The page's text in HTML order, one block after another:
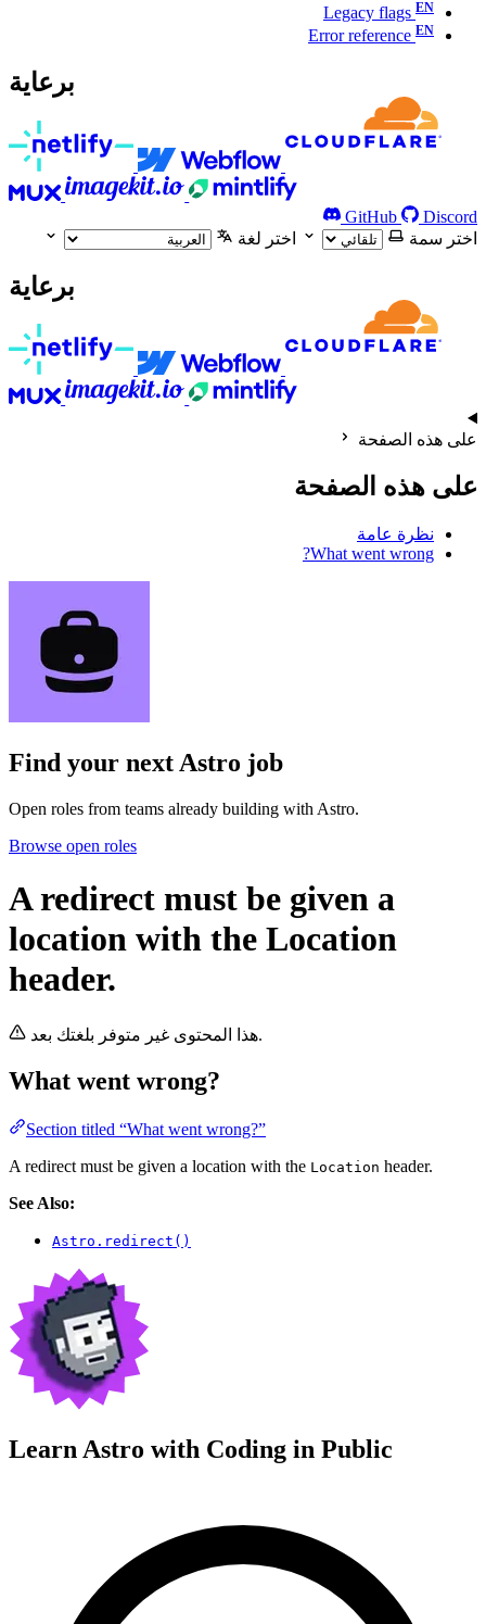
Legacy flags
Error reference
برعاية
GitHub
Discord
اختر سمة
اختر لغة
برعاية
على هذه الصفحة
على هذه الصفحة
نظرة عامة
What went wrong?
Find your next Astro job
Open roles from teams already building with Astro.
Browse open roles
A redirect must be given a
location with the Location
header.
هذا المحتوى غير متوفر بلغتك بعد.
What went wrong?
Section titled “What went wrong?”
A redirect must be given a location with the Location header.
See Also:
Astro.redirect()
Learn Astro with Coding in Public